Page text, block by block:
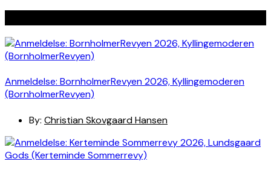
Anmeldelse: BornholmerRevyen 2026, Kyllingemoderen
(BornholmerRevyen)
By: Christian Skovgaard Hansen